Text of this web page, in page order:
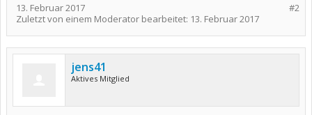
#2
13. Februar 2017
Zuletzt von einem Moderator bearbeitet: 13. Februar 2017
jens41
Aktives Mitglied